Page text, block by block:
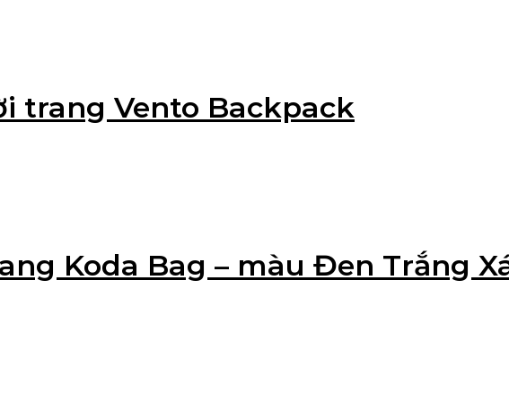
trang Vento Backpack
Koda Bag – màu Đen Trắng